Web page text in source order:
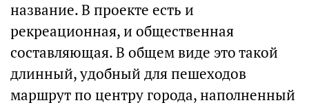
название. В проекте есть и
рекреационная, и общественная
составляющая. В общем виде это такой
длинный, удобный для пешеходов
маршрут по центру города, наполненный